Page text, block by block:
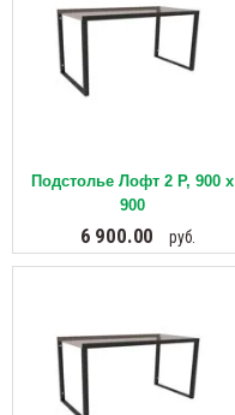
Подстолье Лофт 2 Р, 900 х
900
6 900.00 руб.